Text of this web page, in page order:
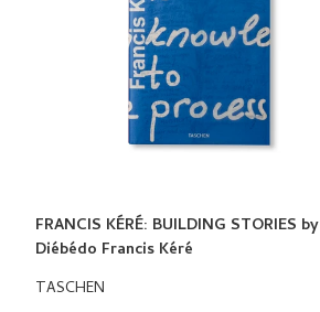
FRANCIS KÉRÉ: BUILDING STORIES by
Diébédo Francis Kéré
TASCHEN